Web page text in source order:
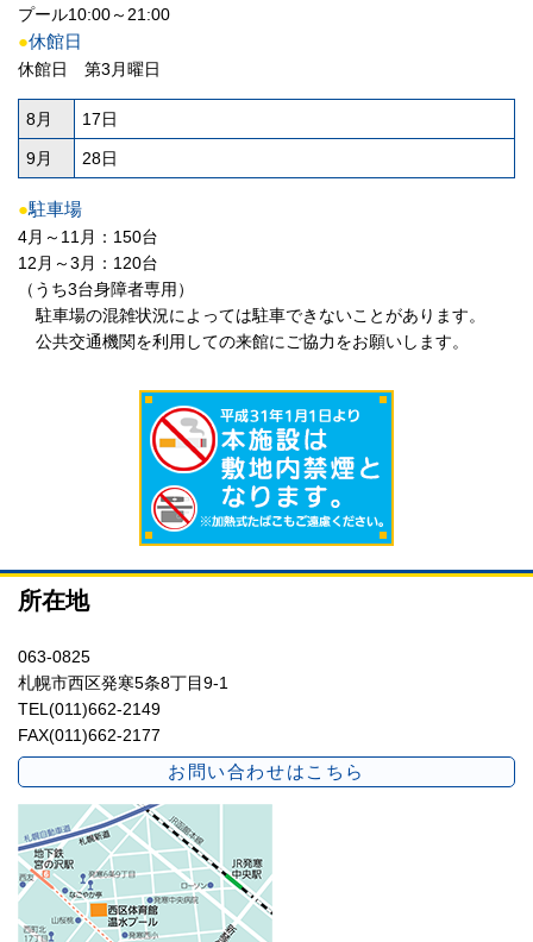
プール10:00～21:00
●休館日
休館日 第3月曜日
8月 17日
9月 28日
●駐車場
4月～11月：150台
12月～3月：120台
（うち3台身障者専用）
駐車場の混雑状況によっては駐車できないことがあります。
公共交通機関を利用しての来館にご協力をお願いします。
所在地
063-0825
札幌市西区発寒5条8丁目9-1
TEL(011)662-2149
FAX(011)662-2177
お問い合わせはこちら